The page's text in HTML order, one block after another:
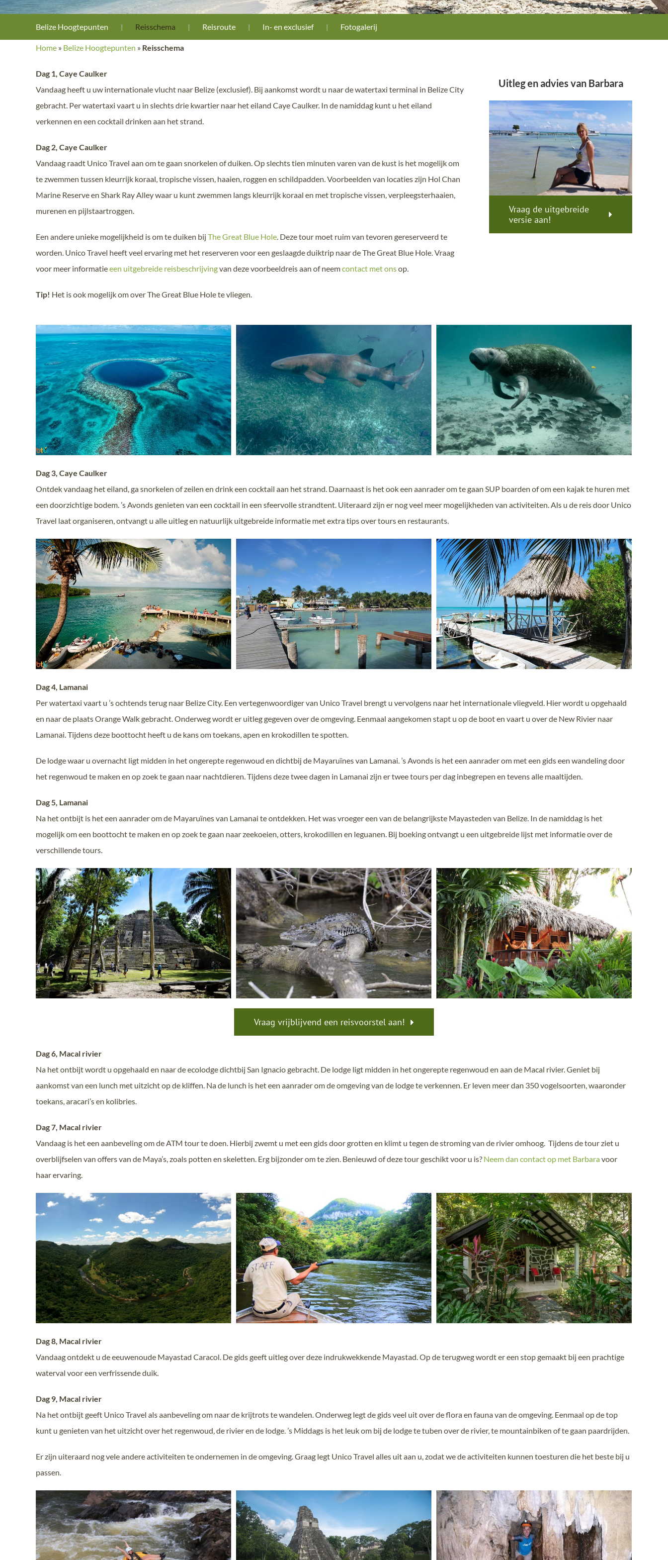
Belize Hoogtepunten Reisschema Reisroute In- en exclusief Fotogalerij
Home » Belize Hoogtepunten » Reisschema
Dag 1, Caye Caulker
Vandaag heeft u uw internationale vlucht naar Belize (exclusief). Bij aankomst wordt u naar de watertaxi terminal in Belize City
gebracht. Per watertaxi vaart u in slechts drie kwartier naar het eiland Caye Caulker. In de namiddag kunt u het eiland
verkennen en een cocktail drinken aan het strand.
Dag 2, Caye Caulker
Vandaag raadt Unico Travel aan om te gaan snorkelen of duiken. Op slechts tien minuten varen van de kust is het mogelijk om
te zwemmen tussen kleurrijk koraal, tropische vissen, haaien, roggen en schildpadden. Voorbeelden van locaties zijn Hol Chan
Marine Reserve en Shark Ray Alley waar u kunt zwemmen langs kleurrijk koraal en met tropische vissen, verpleegsterhaaien,
murenen en pijlstaartroggen.
Een andere unieke mogelijkheid is om te duiken bij The Great Blue Hole . Deze tour moet ruim van tevoren gereserveerd te
worden. Unico Travel heeft veel ervaring met het reserveren voor een geslaagde duiktrip naar de The Great Blue Hole. Vraag
voor meer informatieeen uitgebreide reisbeschrijvingvan deze voorbeeldreis aan of neemcontact met onsop.
Tip! Het is ook mogelijk om over The Great Blue Hole te vliegen.
Uitleg en advies van Barbara
Vraag de uitgebreide
versie aan!
Dag 3, Caye Caulker
Ontdek vandaag het eiland, ga snorkelen of zeilen en drink een cocktail aan het strand. Daarnaast is het ook een aanrader om te gaan SUP boarden of om een kajak te huren met
een doorzichtige bodem. ’s Avonds genieten van een cocktail in een sfeervolle strandtent. Uiteraard zijn er nog veel meer mogelijkheden van activiteiten. Als u de reis door Unico
Travel laat organiseren, ontvangt u alle uitleg en natuurlijk uitgebreide informatie met extra tips over tours en restaurants.
Dag 4, Lamanai
Per watertaxi vaart u ’s ochtends terug naar Belize City. Een vertegenwoordiger van Unico Travel brengt u vervolgens naar het internationale vliegveld. Hier wordt u opgehaald
en naar de plaats Orange Walk gebracht. Onderweg wordt er uitleg gegeven over de omgeving. Eenmaal aangekomen stapt u op de boot en vaart u over de New Rivier naar
Lamanai. Tijdens deze boottocht heeft u de kans om toekans, apen en krokodillen te spotten.
De lodge waar u overnacht ligt midden in het ongerepte regenwoud en dichtbij de Mayaruïnes van Lamanai. ’s Avonds is het een aanrader om met een gids een wandeling door
het regenwoud te maken en op zoek te gaan naar nachtdieren. Tijdens deze twee dagen in Lamanai zijn er twee tours per dag inbegrepen en tevens alle maaltijden.
Dag 5, Lamanai
Na het ontbijt is het een aanrader om de Mayaruïnes van Lamanai te ontdekken. Het was vroeger een van de belangrijkste Mayasteden van Belize. In de namiddag is het
mogelijk om een boottocht te maken en op zoek te gaan naar zeekoeien, otters, krokodillen en leguanen. Bij boeking ontvangt u een uitgebreide lijst met informatie over de
verschillende tours.
Vraag vrijblijvend een reisvoorstel aan!
Dag 6, Macal rivier
Na het ontbijt wordt u opgehaald en naar de ecolodge dichtbij San Ignacio gebracht. De lodge ligt midden in het ongerepte regenwoud en aan de Macal rivier. Geniet bij
aankomst van een lunch met uitzicht op de kliffen. Na de lunch is het een aanrader om de omgeving van de lodge te verkennen. Er leven meer dan 350 vogelsoorten, waaronder
toekans, aracari’s en kolibries.
Dag 7, Macal rivier
Vandaag is het een aanbeveling om de ATM tour te doen. Hierbij zwemt u met een gids door grotten en klimt u tegen de stroming van de rivier omhoog. Tijdens de tour ziet u
overblijfselen van offers van de Maya’s, zoals potten en skeletten. Erg bijzonder om te zien. Benieuwd of deze tour geschikt voor u is? Neem dan contact op met Barbaravoor
haar ervaring.
Dag 8, Macal rivier
Vandaag ontdekt u de eeuwenoude Mayastad Caracol. De gids geeft uitleg over deze indrukwekkende Mayastad. Op de terugweg wordt er een stop gemaakt bij een prachtige
waterval voor een verfrissende duik.
Dag 9, Macal rivier
Na het ontbijt geeft Unico Travel als aanbeveling om naar de krijtrots te wandelen. Onderweg legt de gids veel uit over de flora en fauna van de omgeving. Eenmaal op de top
kunt u genieten van het uitzicht over het regenwoud, de rivier en de lodge. ’s Middags is het leuk om bij de lodge te tuben over de rivier, te mountainbiken of te gaan paardrijden.
Er zijn uiteraard nog vele andere activiteiten te ondernemen in de omgeving. Graag legt Unico Travel alles uit aan u, zodat we de activiteiten kunnen toesturen die het beste bij u
passen.